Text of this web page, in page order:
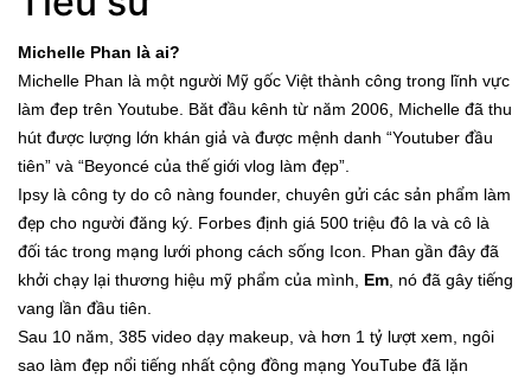
Michelle Phan là ai?
Michelle Phan là một người Mỹ gốc Việt thành công trong lĩnh vực
làm đep trên Youtube. Băt đầu kênh từ năm 2006, Michelle đã thu
hút được lượng lớn khán giả và được mệnh danh “Youtuber đầu
tiên” và “Beyoncé của thế giới vlog làm đẹp”.
Ipsy là công ty do cô nàng founder, chuyên gửi các sản phẩm làm
đẹp cho người đăng ký. Forbes định giá 500 triệu đô la và cô là
đối tác trong mạng lưới phong cách sống Icon. Phan gần đây đã
khởi chạy lại thương hiệu mỹ phẩm của mình, Em, nó đã gây tiếng
vang lần đầu tiên.
Sau 10 năm, 385 video dạy makeup, và hơn 1 tỷ lượt xem, ngôi
sao làm đẹp nổi tiếng nhất cộng đồng mạng YouTube đã lặn